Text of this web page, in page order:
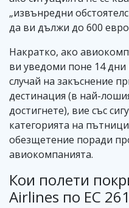
„извънредни
да ви дължи до 600
Накратко, ако
ви уведоми поне 14
случай на закъснение
дестинация (в най-
достигнете), вие със
категорията на
обезщетение поради
авиокомпанията.
Кои полети
Airlines по EC